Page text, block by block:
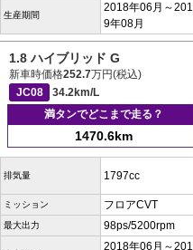
生産期間
2018年06月～201
9年08月
1.8 ハイブリッド G
新車時価格252.7万円(税込)
JC08
34.2km/L
満タンでどこまで走る？
1470.6km
排気量 1797cc
ミッション フロアCVT
最大出力 98ps/5200rpm
2018年06月～201